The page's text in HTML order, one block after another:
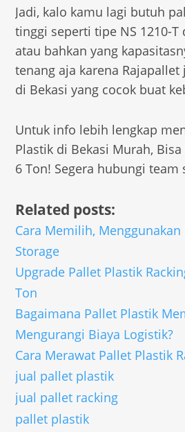
Jadi, kalo kamu lagi butuh
tinggi seperti tipe NS 1210-T
atau bahkan yang
tenang aja karena
di Bekasi yang cocok buat
Untuk info lebih lengkap
Plastik di Bekasi Murah,
6 Ton! Segera hubungi team
Related posts:
Cara Memilih,
Storage
Upgrade Pallet Plastik
Ton
Bagaimana Pallet Plastik
Mengurangi Biaya Logistik?
Cara Merawat Pallet Plastik
jual pallet plastik
jual pallet racking
pallet plastik